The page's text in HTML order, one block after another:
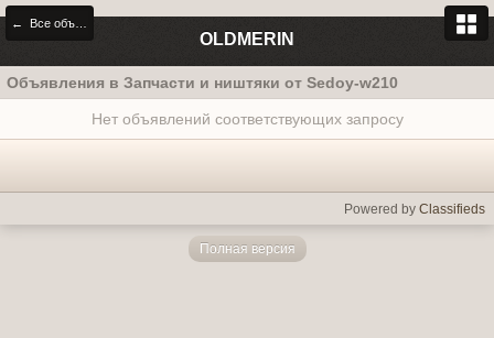
OLDMERIN
Объявления в Запчасти и ништяки от Sedoy-w210
Нет объявлений соответствующих запросу
Powered by Classifieds
Полная версия